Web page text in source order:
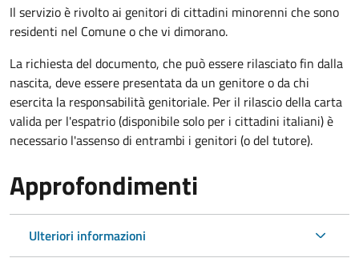
Il servizio è rivolto ai genitori di cittadini minorenni che sono
residenti nel Comune o che vi dimorano.
La richiesta del documento, che può essere rilasciato fin dalla
nascita, deve essere presentata da un genitore o da chi
esercita la responsabilità genitoriale. Per il rilascio della carta
valida per l'espatrio (disponibile solo per i cittadini italiani) è
necessario l'assenso di entrambi i genitori (o del tutore).
Approfondimenti
Ulteriori informazioni